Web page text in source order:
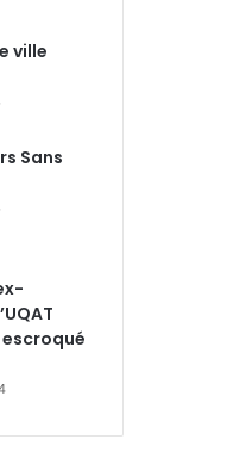
ville
Sans